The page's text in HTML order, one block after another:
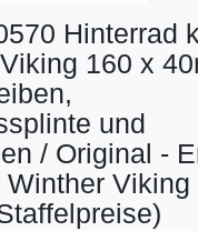
Hinterrad
160 x
und
/ Original -
Winther Viking